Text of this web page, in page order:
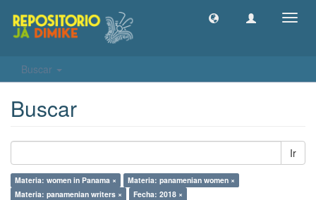
Buscar
Buscar
Ir
Materia: women in Panama ×
Materia: panamenian women ×
Materia: panamenian writers ×
Fecha: 2018 ×